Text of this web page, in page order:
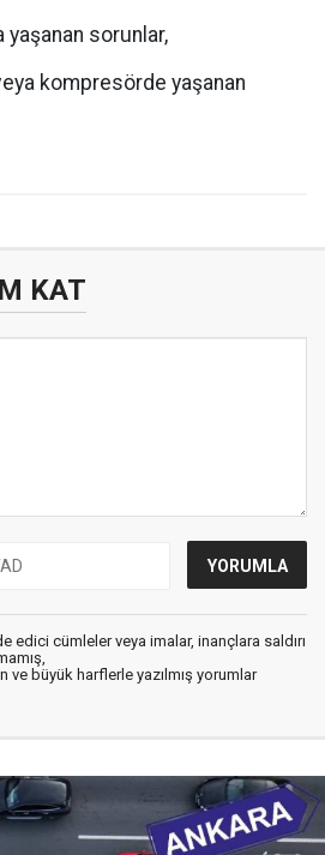
sorunlar,
kompresörde yaşanan
KAT
edici cümleler veya imalar, inançlara saldırı
ve büyük harflerle yazılmış yorumlar